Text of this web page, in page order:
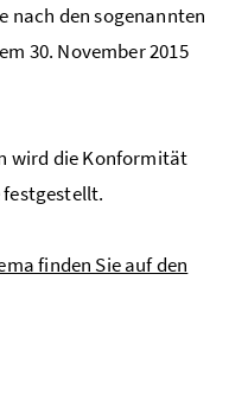
nach den sogenannten
30. November 2015
wird die Konformität
finden Sie auf den